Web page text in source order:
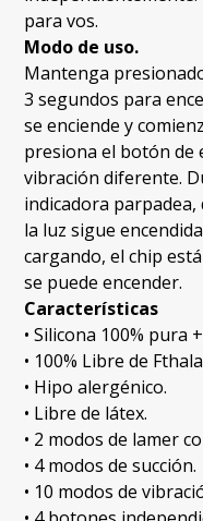
para vos.
Modo de uso.
Mantenga
3 segundos para
se enciende y
presiona el botón de
vibración diferente.
indicadora parpadea,
la luz sigue
cargando, el chip
se puede encender.
Características
• Silicona 100% pura
• 100% Libre de
• Hipo alergénico.
• Libre de látex.
• 2 modos de lamer
• 4 modos de succión.
• 10 modos de